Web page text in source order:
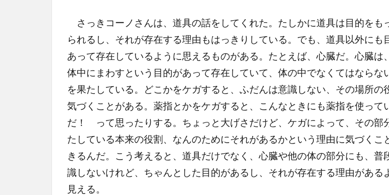
さっきコーノさんは、道具の話をしてくれた。たしかに道具は目的をも
られるし、それが存在する理由もはっきりしている。でも、道具以外にも
あって存在しているように思えるものがある。たとえば、心臓だ。心臓は
体中にまわすという目的があって存在していて、体の中でなくてはならな
を果たしている。どこかをケガすると、ふだんは意識しない、その場所の
気づくことがある。薬指とかをケガすると、こんなときにも薬指を使って
だ！ って思ったりする。ちょっと大げさだけど、ケガによって、その部
たしている本来の役割、なんのためにそれがあるかという理由に気づくこ
きるんだ。こう考えると、道具だけでなく、心臓や他の体の部分にも、普
識しないけれど、ちゃんとした目的があるし、それが存在する理由がある
見える。